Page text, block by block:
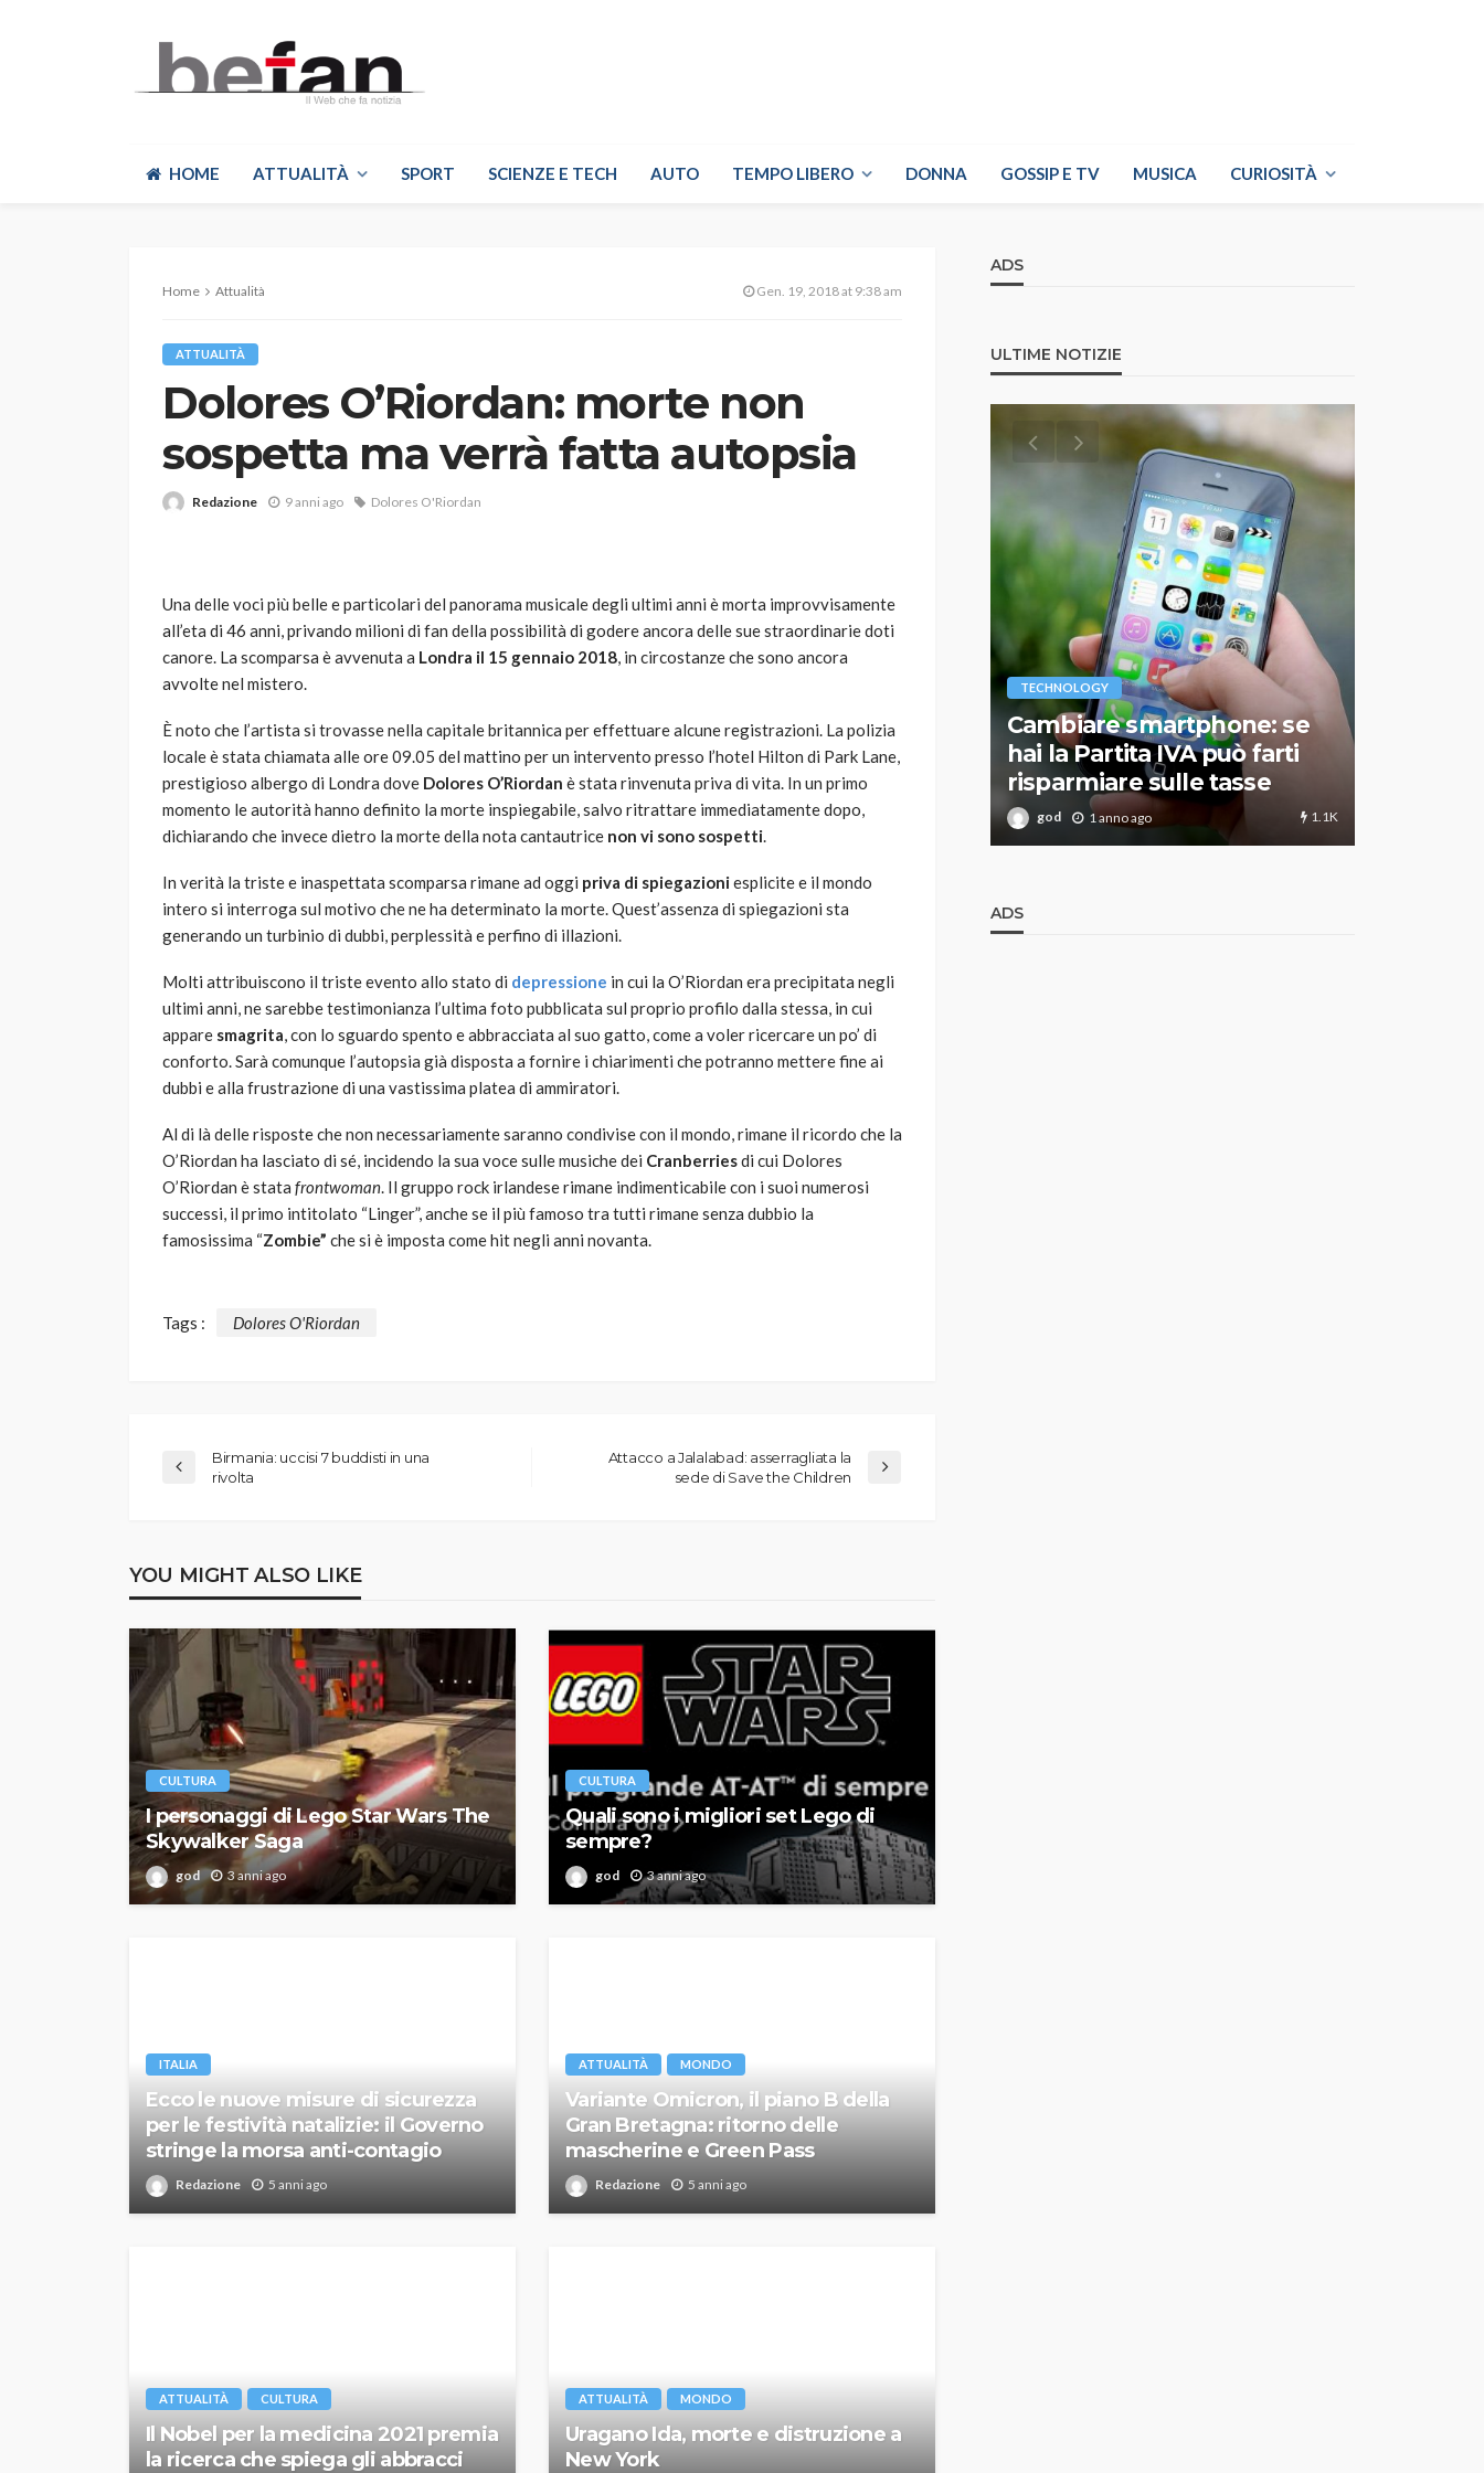
HOME ATTUALITÀ SPORT SCIENZE E TECH AUTO TEMPO LIBERO DONNA GOSSIP E TV MUSICA CURIOSITÀ
Home Attualità Gen. 19, 2018 at 9:38 am
ATTUALITÀ
Dolores O’Riordan: morte non
sospetta ma verrà fatta autopsia
Redazione 9 anni ago Dolores O'Riordan
Una delle voci più belle e particolari del panorama musicale degli ultimi anni è morta improvvisamente
all’eta di 46 anni, privando milioni di fan della possibilità di godere ancora delle sue straordinarie doti
canore. La scomparsa è avvenuta a Londra il 15 gennaio 2018, in circostanze che sono ancora
avvolte nel mistero.
È noto che l’artista si trovasse nella capitale britannica per effettuare alcune registrazioni. La polizia
locale è stata chiamata alle ore 09.05 del mattino per un intervento presso l’hotel Hilton di Park Lane,
prestigioso albergo di Londra dove Dolores O’Riordan è stata rinvenuta priva di vita. In un primo
momento le autorità hanno definito la morte inspiegabile, salvo ritrattare immediatamente dopo,
dichiarando che invece dietro la morte della nota cantautrice non vi sono sospetti.
In verità la triste e inaspettata scomparsa rimane ad oggi priva di spiegazioniesplicite e il mondo
intero si interroga sul motivo che ne ha determinato la morte. Quest’assenza di spiegazioni sta
generando un turbinio di dubbi, perplessità e perfino di illazioni.
Molti attribuiscono il triste evento allo stato di depressione in cui la O’Riordan era precipitata negli
ultimi anni, ne sarebbe testimonianza l’ultima foto pubblicata sul proprio profilo dalla stessa, in cui
appare smagrita, con lo sguardo spento e abbracciata al suo gatto, come a voler ricercare un po’ di
conforto. Sarà comunque l’autopsia già disposta a fornire i chiarimenti che potranno mettere fine ai
dubbi e alla frustrazione di una vastissima platea di ammiratori.
Al di là delle risposte che non necessariamente saranno condivise con il mondo, rimane il ricordo che la
O’Riordan ha lasciato di sé, incidendo la sua voce sulle musiche dei Cranberriesdi cui Dolores
O’Riordan è stata frontwoman. Il gruppo rock irlandese rimane indimenticabile con i suoi numerosi
successi, il primo intitolato “Linger”, anche se il più famoso tra tutti rimane senza dubbio la
famosissima “Zombie” che si è imposta come hit negli anni novanta.
Tags : Dolores O'Riordan
Birmania: uccisi 7 buddisti in una
rivolta
Attacco a Jalalabad: asserragliata la
sede di Save the Children
YOU MIGHT ALSO LIKE
CULTURA
I personaggi di Lego Star Wars The
Skywalker Saga
god 3 anni ago
CULTURA
Quali sono i migliori set Lego di
sempre?
god 3 anni ago
ITALIA
Ecco le nuove misure di sicurezza
per le festività natalizie: il Governo
stringe la morsa anti-contagio
Redazione 5 anni ago
ATTUALITÀ MONDO
Variante Omicron, il piano B della
Gran Bretagna: ritorno delle
mascherine e Green Pass
Redazione 5 anni ago
ATTUALITÀ CULTURA
Il Nobel per la medicina 2021 premia
la ricerca che spiega gli abbracci
ATTUALITÀ MONDO
Uragano Ida, morte e distruzione a
New York
ADS
ULTIME NOTIZIE
Robot tagliaerba: quale
scegliere per il tuo prato
god 1 anno ago 786
AUTO SPORT
MG alle Final 8 di Coppa
passione per
l’automobilismo
abbracciano la stessa causa
god 9 mesi ago
TECHNOLOGY
Cambiare smartphone: se
hai la Partita IVA può farti
risparmiare sulle tasse
god 1 anno ago 1.1K
ADS